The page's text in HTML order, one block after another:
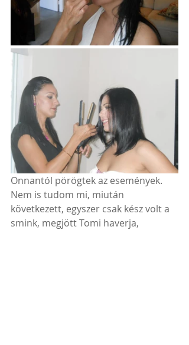
Onnantól pörögtek az események.
Nem is tudom mi, miután
következett, egyszer csak kész volt a
smink, megjött Tomi haverja,